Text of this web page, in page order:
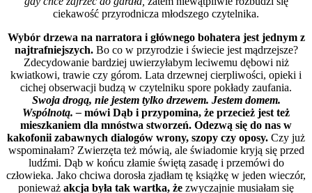
ciekawość przyrodnicza młodszego czytelnika.
Wybór drzewa na narratora i głównego bohatera jest jednym z
najtrafniejszych.Bo co w przyrodzie i świecie jest mądrzejsze?
Zdecydowanie bardziej uwierzyłabym leciwemu dębowi niż
kwiatkowi, trawie czy górom. Lata drzewnej cierpliwości, opieki i
cichej obserwacji budzą w czytelniku spore pokłady zaufania.
Swoja drogą, nie jestem tylko drzewem. Jestem domem.
Wspólnotą. – mówi Dąb i przypomina, że przecież jest też
mieszkaniem dla mnóstwa stworzeń. Odezwą się do nas w
kakofonii zabawnych dialogów wrony, szopy czy oposy. Czy już
wspominałam? Zwierzęta też mówią, ale świadomie kryją się przed
ludźmi. Dąb w końcu złamie świętą zasadę i przemówi do
człowieka. Jako chciwa dorosła zjadłam tę książkę w jeden wieczór,
ponieważ akcja była tak wartka, że zwyczajnie musiałam się